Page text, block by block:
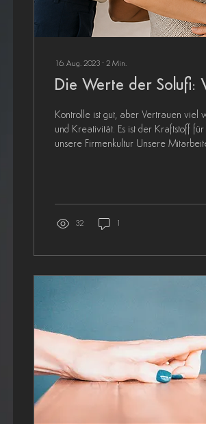
16. Aug. 2023 ∙ 2 Min.
Die Werte der Solufi:
Kontrolle ist gut, aber Vertrauen viel
und Kreativität. Es ist der Kraftstoff
unsere Firmenkultur Unsere
können passieren,...
32 1